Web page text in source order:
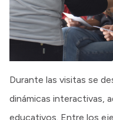
Durante las visitas se
dinámicas interactivas,
educativos. Entre los